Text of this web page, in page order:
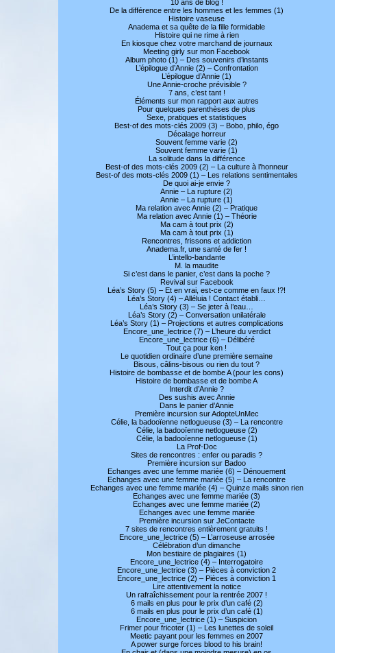
10 ans de blog !
De la différence entre les hommes et les femmes (1)
Histoire vaseuse
Anadema et sa quête de la fille formidable
Histoire qui ne rime à rien
En kiosque chez votre marchand de journaux
Meeting girly sur mon Facebook
Album photo (1) – Des souvenirs d’instants
L’épilogue d’Annie (2) – Confrontation
L’épilogue d’Annie (1)
Une Annie-croche prévisible ?
7 ans, c’est tant !
Éléments sur mon rapport aux autres
Pour quelques parenthèses de plus
Sexe, pratiques et statistiques
Best-of des mots-clés 2009 (3) – Bobo, philo, égo
Décalage horreur
Souvent femme varie (2)
Souvent femme varie (1)
La solitude dans la différence
Best-of des mots-clés 2009 (2) – La culture à l’honneur
Best-of des mots-clés 2009 (1) – Les relations sentimentales
De quoi ai-je envie ?
Annie – La rupture (2)
Annie – La rupture (1)
Ma relation avec Annie (2) – Pratique
Ma relation avec Annie (1) – Théorie
Ma cam à tout prix (2)
Ma cam à tout prix (1)
Rencontres, frissons et addiction
Anadema.fr, une santé de fer !
L’intello-bandante
M. la maudite
Si c’est dans le panier, c’est dans la poche ?
Revival sur Facebook
Léa’s Story (5) – Et en vrai, est-ce comme en faux !?!
Léa’s Story (4) – Alléluia ! Contact établi…
Léa’s Story (3) – Se jeter à l’eau…
Léa’s Story (2) – Conversation unilatérale
Léa’s Story (1) – Projections et autres complications
Encore_une_lectrice (7) – L’heure du verdict
Encore_une_lectrice (6) – Délibéré
Tout ça pour ken !
Le quotidien ordinaire d’une première semaine
Bisous, câlins-bisous ou rien du tout ?
Histoire de bombasse et de bombe A (pour les cons)
Histoire de bombasse et de bombe A
Interdit d’Annie ?
Des sushis avec Annie
Dans le panier d’Annie
Première incursion sur AdopteUnMec
Célie, la badooïenne netlogueuse (3) – La rencontre
Célie, la badooïenne netlogueuse (2)
Célie, la badooïenne netlogueuse (1)
La Prof-Doc
Sites de rencontres : enfer ou paradis ?
Première incursion sur Badoo
Echanges avec une femme mariée (6) – Dénouement
Echanges avec une femme mariée (5) – La rencontre
Echanges avec une femme mariée (4) – Quinze mails sinon rien
Echanges avec une femme mariée (3)
Echanges avec une femme mariée (2)
Echanges avec une femme mariée
Première incursion sur JeContacte
7 sites de rencontres entièrement gratuits !
Encore_une_lectrice (5) – L’arroseuse arrosée
Célébration d’un dimanche
Mon bestiaire de plagiaires (1)
Encore_une_lectrice (4) – Interrogatoire
Encore_une_lectrice (3) – Pièces à conviction 2
Encore_une_lectrice (2) – Pièces à conviction 1
Lire attentivement la notice
Un rafraîchissement pour la rentrée 2007 !
6 mails en plus pour le prix d’un café (2)
6 mails en plus pour le prix d’un café (1)
Encore_une_lectrice (1) – Suspicion
Frimer pour fricoter (1) – Les lunettes de soleil
Meetic payant pour les femmes en 2007
A power surge forces blood to his brain!